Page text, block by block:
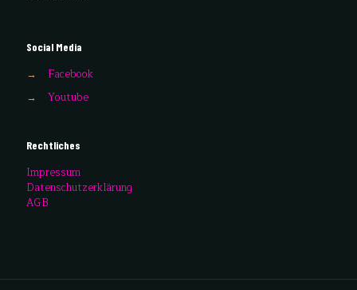
Social Media
→
Facebook
→
Youtube
Rechtliches
Impressum
Datenschutzerklärung
AGB